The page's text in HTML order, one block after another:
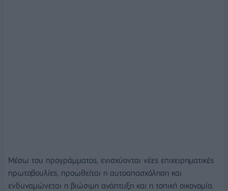
Μέσω του προγράμματος, ενισχύονται νέες επιχειρηματικές
πρωτοβουλίες, προωθείται η αυτοαπασχόληση και
ενδυναμώνεται η βιώσιμη ανάπτυξη και η τοπική οικονομία.